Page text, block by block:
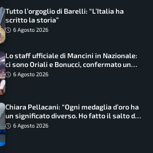
Tutto l’orgoglio di Barelli: “L’Italia ha
scritto la storia”
6 Agosto 2026
Lo staff ufficiale di Mancini in Nazionale:
ci sono Oriali e Bonucci, confermato un
ritorno
6 Agosto 2026
Chiara Pellacani: “Ogni medaglia d’oro ha
un significato diverso. Ho fatto il salto di
qualità”
6 Agosto 2026